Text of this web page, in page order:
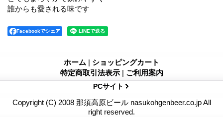
誰からも愛される味です
Facebookでシェア
ホーム | ショッピングカート
特定商取引法表示 | ご利用案内
PCサイト
Copyright (C) 2008 那須高原ビール nasukohgenbeer.co.jp All
right reserved.